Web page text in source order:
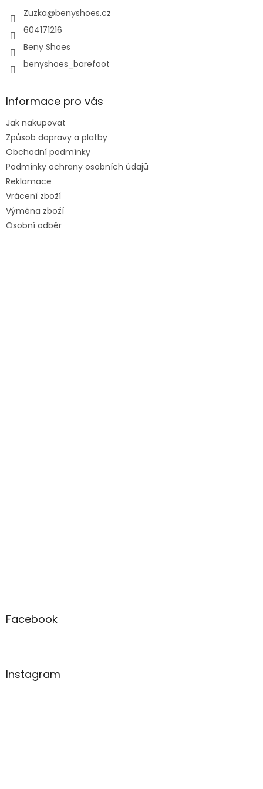
Zuzka@benyshoes.cz
604171216
Beny Shoes
benyshoes_barefoot
Informace pro vás
Jak nakupovat
Způsob dopravy a platby
Obchodní podmínky
Podmínky ochrany osobních údajů
Reklamace
Vrácení zboží
Výměna zboží
Osobní odběr
Facebook
Instagram